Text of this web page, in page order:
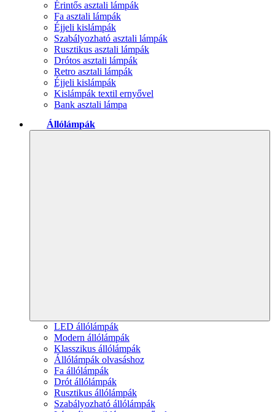
Érintős asztali lámpák
Fa asztali lámpák
Éjjeli kislámpák
Szabályozható asztali lámpák
Rusztikus asztali lámpák
Drótos asztali lámpák
Retro asztali lámpák
Éjjeli kislámpák
Kislámpák textil ernyővel
Bank asztali lámpa
Állólámpák
LED állólámpák
Modern állólámpák
Klasszikus állólámpák
Állólámpák olvasáshoz
Fa állólámpák
Drót állólámpák
Rusztikus állólámpák
Szabályozható állólámpák